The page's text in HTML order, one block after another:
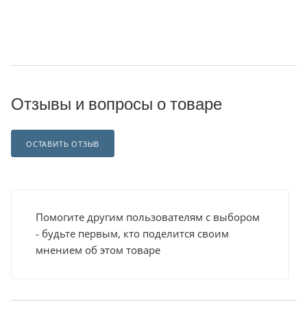
Отзывы и вопросы о товаре
ОСТАВИТЬ ОТЗЫВ
Помогите другим пользователям с выбором
- будьте первым, кто поделится своим
мнением об этом товаре